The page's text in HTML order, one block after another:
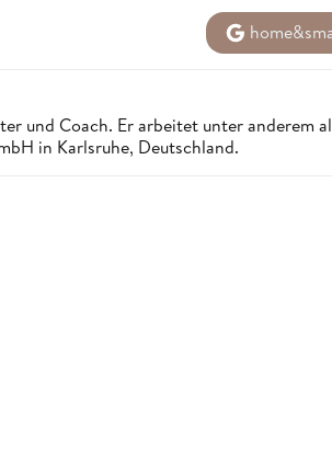
und Coach. Er arbeitet unter anderem
in Karlsruhe, Deutschland.